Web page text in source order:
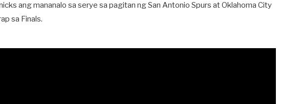
ang mananalo sa serye sa pagitan ng San Antonio Spurs at Oklahoma City
sa Finals.